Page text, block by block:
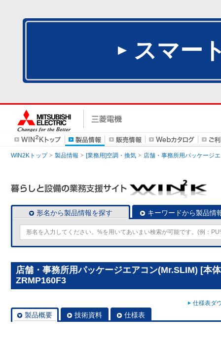
スマー
WIN2Kトップ 製品情報 [業務用]空調・換気 店舗・事務所用パッケージ
形名から製品情報を探す キーワードから製品情
店舗・事務所用パッケージエアコン(Mr.SLIM) [本
ZRMP160F3
仕様表ダ
製品概要 技術資料 仕様表